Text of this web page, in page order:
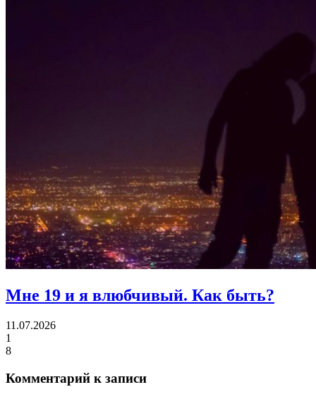
Мне 19 и я влюбчивый. Как быть?
11.07.2026
1
8
Комментарий к записи